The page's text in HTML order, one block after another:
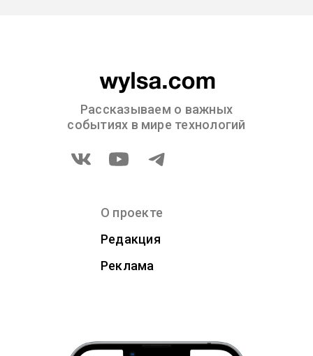
Рассказываем о важных
событиях в мире технологий
О проекте
Редакция
Реклама